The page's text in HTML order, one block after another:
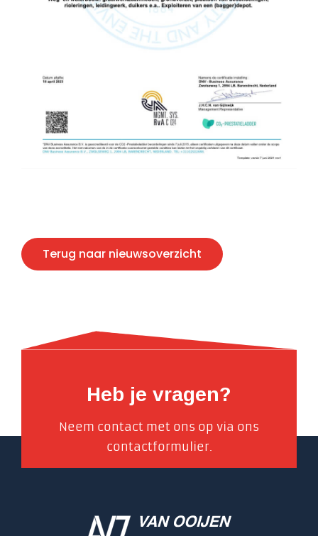
Terug naar nieuwsoverzicht
Heb je vragen?
Neem contact met ons op via ons
contactformulier.